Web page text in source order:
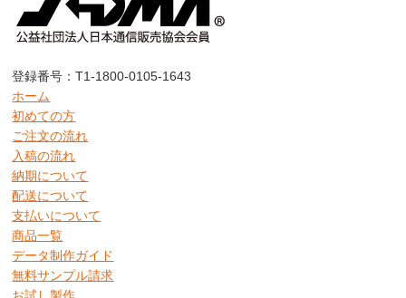
登録番号：T1-1800-0105-1643
ホーム
初めての方
ご注文の流れ
入稿の流れ
納期について
配送について
支払いについて
商品一覧
データ制作ガイド
無料サンプル請求
お試し製作